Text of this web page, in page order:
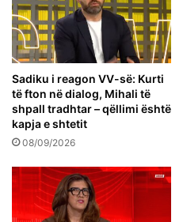
Sadiku i reagon VV-së: Kurti
të fton në dialog, Mihali të
shpall tradhtar – qëllimi është
kapja e shtetit
08/09/2026